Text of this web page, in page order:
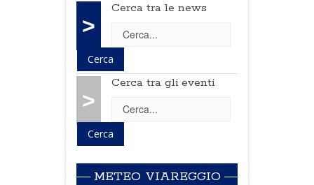
>
Cerca tra le news
>
Cerca tra gli eventi
METEO VIAREGGIO